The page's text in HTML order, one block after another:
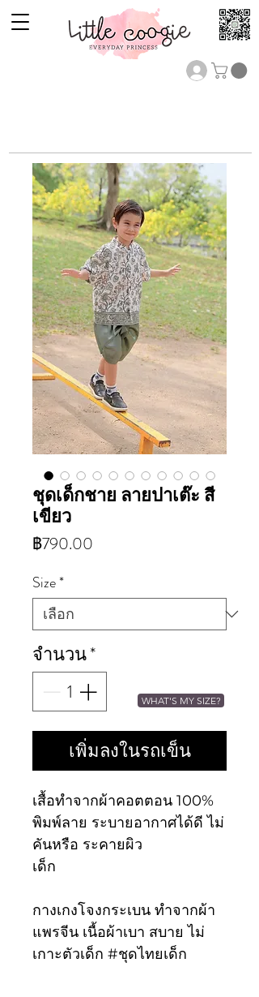
ชุดเด็กชาย ลายปาเต๊ะ สี
เขียว
฿790.00
Size*
จำนวน*
เพิ่มลงในรถเข็น
เสื้อทำจากผ้าคอตตอน 100%
พิมพ์ลาย ระบายอากาศได้ดี ไม่
คันหรือ ระคายผิว
เด็ก
กางเกงโจงกระเบน ทำจากผ้า
แพรจีน เนื้อผ้าเบา สบาย ไม่
เกาะตัวเด็ก #ชุดไทยเด็ก
WHAT'S MY SIZE?